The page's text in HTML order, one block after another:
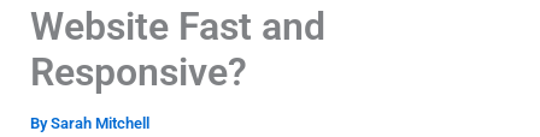
Website Fast and
Responsive?
BySarah Mitchell